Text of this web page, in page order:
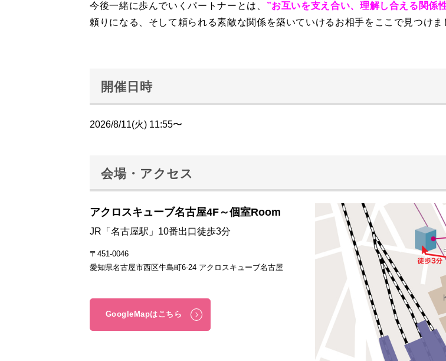
今後一緒に歩んでいくパートナーとは、 ”お互いを支え合い、理解し合える関係
頼りになる、そして頼られる素敵な関係を築いていけるお相手をここで見つけま
開催日時
2026/8/11(火) 11:55〜
会場・アクセス
アクロスキューブ名古屋4F～個室Room
JR「名古屋駅」10番出口徒歩3分
〒451-0046
愛知県名古屋市西区牛島町6-24 アクロスキューブ名古屋
GoogleMapはこちら